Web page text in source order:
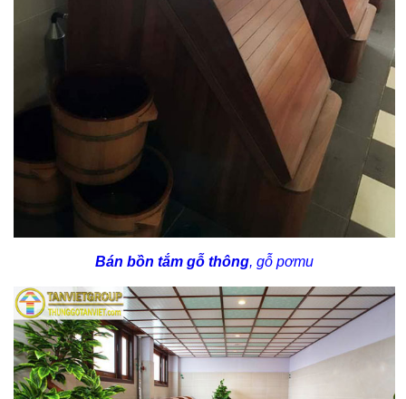
Bán bồn tắm gỗ thông, gỗ pơmu